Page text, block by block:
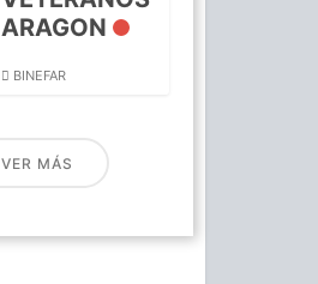
ARAGON
BINEFAR
VER MÁS